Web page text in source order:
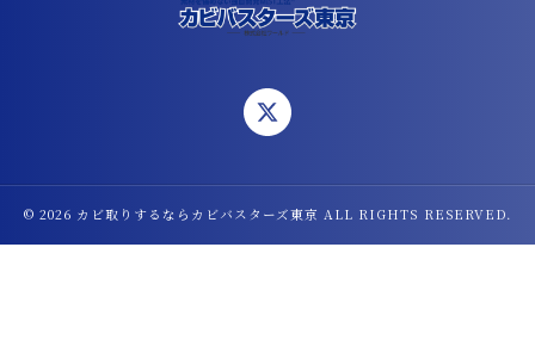
© 2026 カビ取りするならカビバスターズ東京 ALL RIGHTS RESERVED.